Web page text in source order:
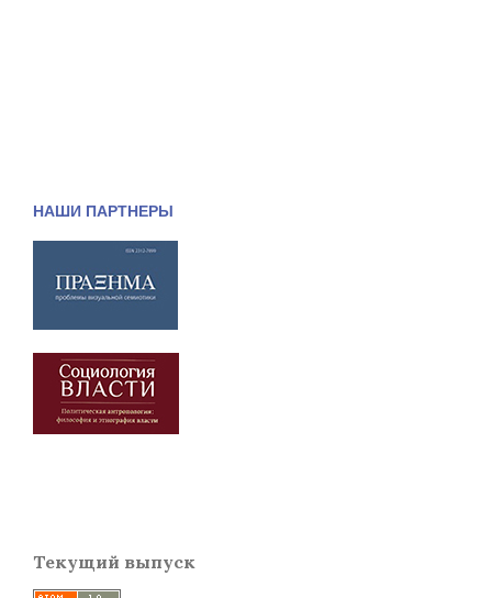
НАШИ ПАРТНЕРЫ
Текущий выпуск